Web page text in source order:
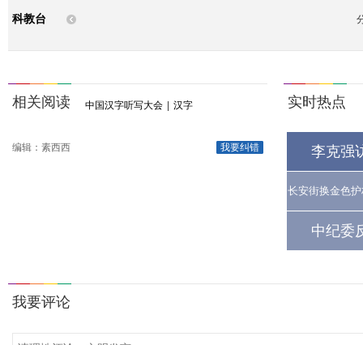
科教台
相关阅读 中国汉字听写大会 汉字
我要纠错
编辑：素西西
实时热点
李克强
长安街换金色
中纪委